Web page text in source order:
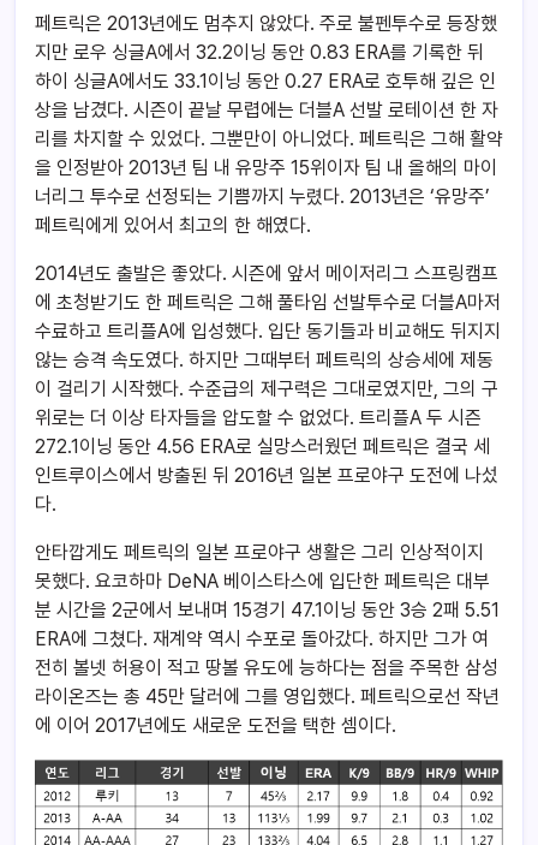
페트릭은 2013년에도 멈추지 않았다. 주로 불펜투수로 등장했
지만 로우 싱글A에서 32.2이닝 동안 0.83 ERA를 기록한 뒤
하이 싱글A에서도 33.1이닝 동안 0.27 ERA로 호투해 깊은 인
상을 남겼다. 시즌이 끝날 무렵에는 더블A 선발 로테이션 한 자
리를 차지할 수 있었다. 그뿐만이 아니었다. 페트릭은 그해 활약
을 인정받아 2013년 팀 내 유망주 15위이자 팀 내 올해의 마이
너리그 투수로 선정되는 기쁨까지 누렸다. 2013년은 ‘유망주’
페트릭에게 있어서 최고의 한 해였다.
2014년도 출발은 좋았다. 시즌에 앞서 메이저리그 스프링캠프
에 초청받기도 한 페트릭은 그해 풀타임 선발투수로 더블A마저
수료하고 트리플A에 입성했다. 입단 동기들과 비교해도 뒤지지
않는 승격 속도였다. 하지만 그때부터 페트릭의 상승세에 제동
이 걸리기 시작했다. 수준급의 제구력은 그대로였지만, 그의 구
위로는 더 이상 타자들을 압도할 수 없었다. 트리플A 두 시즌
272.1이닝 동안 4.56 ERA로 실망스러웠던 페트릭은 결국 세
인트루이스에서 방출된 뒤 2016년 일본 프로야구 도전에 나섰
다.
안타깝게도 페트릭의 일본 프로야구 생활은 그리 인상적이지
못했다. 요코하마 DeNA 베이스타스에 입단한 페트릭은 대부
분 시간을 2군에서 보내며 15경기 47.1이닝 동안 3승 2패 5.51
ERA에 그쳤다. 재계약 역시 수포로 돌아갔다. 하지만 그가 여
전히 볼넷 허용이 적고 땅볼 유도에 능하다는 점을 주목한 삼성
라이온즈는 총 45만 달러에 그를 영입했다. 페트릭으로선 작년
에 이어 2017년에도 새로운 도전을 택한 셈이다.